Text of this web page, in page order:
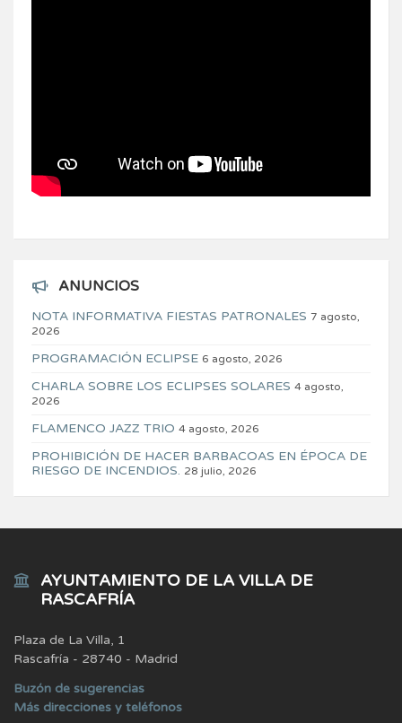
ANUNCIOS
NOTA INFORMATIVA FIESTAS PATRONALES 7 agosto,
2026
PROGRAMACIÓN ECLIPSE 6 agosto, 2026
CHARLA SOBRE LOS ECLIPSES SOLARES 4 agosto,
2026
FLAMENCO JAZZ TRIO 4 agosto, 2026
PROHIBICIÓN DE HACER BARBACOAS EN ÉPOCA DE
RIESGO DE INCENDIOS. 28 julio, 2026
AYUNTAMIENTO DE LA VILLA DE
RASCAFRÍA
Plaza de La Villa, 1
Rascafría - 28740 - Madrid
Buzón de sugerencias
Más direcciones y teléfonos